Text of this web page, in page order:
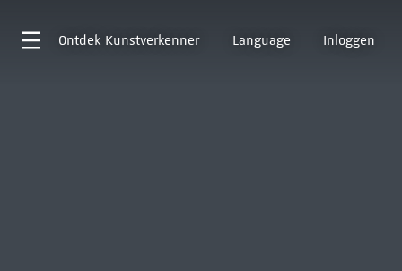
Ontdek Kunstverkenner Language Inloggen